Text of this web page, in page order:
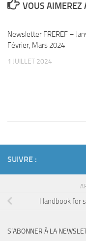
VOUS AIMEREZ
Newsletter FREREF –
Février, Mars 2024
1 JUILLET 2024
SUIVRE :
Handbook for
S’ABONNER À LA